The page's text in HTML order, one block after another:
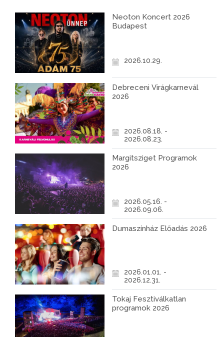
Neoton Koncert 2026
Budapest
2026.10.29.
Debreceni Virágkarnevál
2026
2026.08.18. -
2026.08.23.
Margitsziget Programok
2026
2026.05.16. -
2026.09.06.
Dumaszínház Előadás 2026
2026.01.01. -
2026.12.31.
Tokaj Fesztiválkatlan
programok 2026